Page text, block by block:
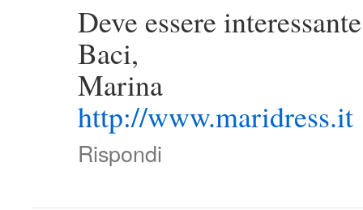
Deve essere
Baci,
Marina
http://www.maridress.it
Rispondi